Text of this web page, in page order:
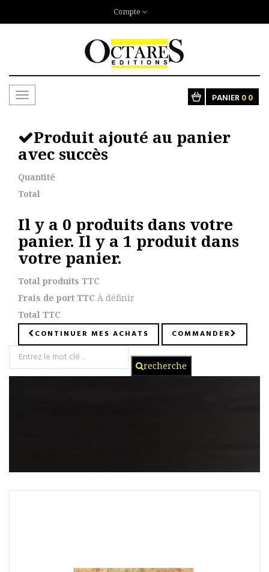
Compte
Toggle
PANIER00
Produit ajouté au panier
avec succès
Quantité
Total
Il y a 0 produits dans votre
panier.Il y a 1 produit dans
votre panier.
Total produits TTC
Frais de port TTC À définir
Total TTC
CONTINUER MES ACHATS COMMANDER
recherche